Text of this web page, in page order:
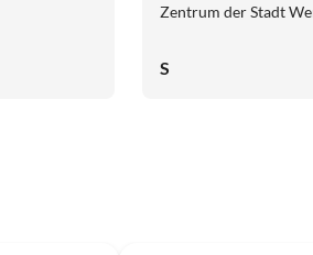
Zentrum der Stadt
nahe gelegenge
S